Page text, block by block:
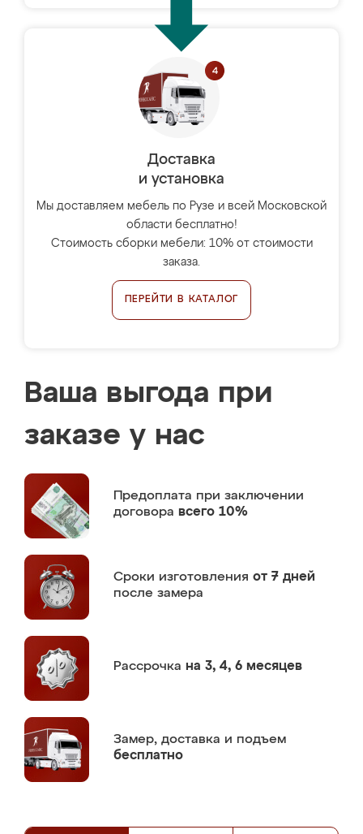
Доставка
и установка
Мы доставляем мебель по Рузе и всей Московской
области бесплатно!
Стоимость сборки мебели: 10% от стоимости
заказа.
ПЕРЕЙТИ В КАТАЛОГ
Ваша выгода при
заказе у нас
Предоплата при заключении
договора всего 10%
Сроки изготовления от 7 дней
после замера
Рассрочка на 3, 4, 6 месяцев
Замер, доставка и подъем
бесплатно